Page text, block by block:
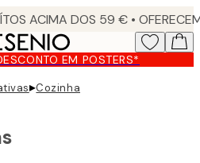
EM POSTERS*
▸Cozinha